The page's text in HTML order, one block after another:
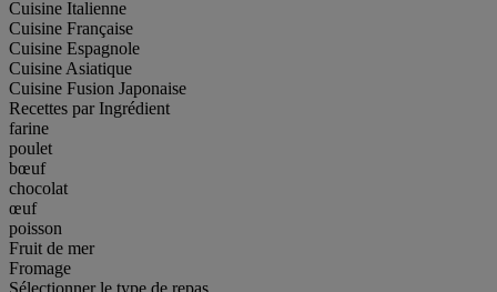
Cuisine Italienne
Cuisine Française
Cuisine Espagnole
Cuisine Asiatique
Cuisine Fusion Japonaise
Recettes par Ingrédient
farine
poulet
bœuf
chocolat
œuf
poisson
Fruit de mer
Fromage
Sélectionner le type de repas